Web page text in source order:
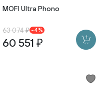
MOFI Ultra Phono
63 074 ₽ -4%
60 551 ₽